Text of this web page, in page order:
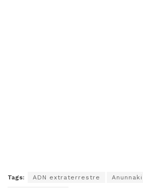
Tags: ADN extraterrestre Anunnaki